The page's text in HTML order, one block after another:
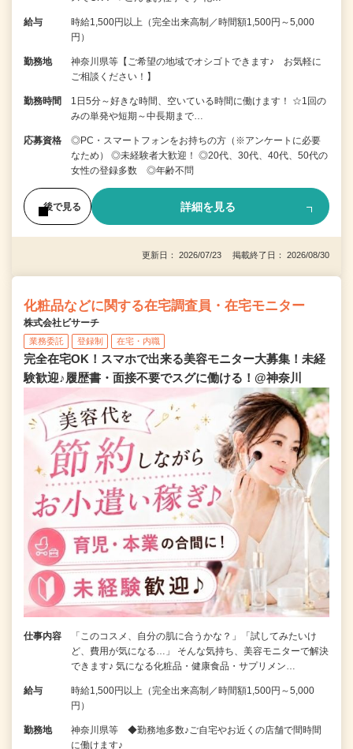
給与
時給1,500円以上（完全出来高制／時間額1,500円～5,000
円）
勤務地
神奈川県等【ご希望の地域でオシゴトできます♪ お気軽に
ご相談ください！】
勤務時間
1日5分～好きな時間、空いている時間に働けます！ ☆1回の
みの単発や短期～中長期まで…
応募資格
◎PC・スマートフォンをお持ちの方（※アンケートに必要
なため） ◎未経験者大歓迎！ ◎20代、30代、40代、50代の
女性の登録多数 ◎年齢不問
後で見る 詳細を見る
更新日： 2026/07/23 掲載終了日： 2026/08/30
化粧品などに関する在宅調査員・在宅モニター
株式会社ビサーチ
業務委託 登録制 在宅・内職
完全在宅OK！スマホで出来る美容モニター大募集！未経
験歓迎♪履歴書・面接不要でスグに働ける！@神奈川
仕事内容
「このコスメ、自分の肌に合うかな？」「試してみたいけ
ど、費用が気になる…」 そんな気持ち、美容モニターで解決
できます♪ 気になる化粧品・健康食品・サプリメン…
給与
時給1,500円以上（完全出来高制／時間額1,500円～5,000
円）
勤務地
神奈川県等 ◆勤務地多数♪ご自宅やお近くの店舗で間時間
に働けます♪